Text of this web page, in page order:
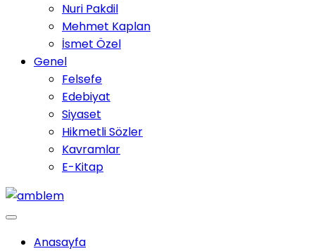
Nuri Pakdil
Mehmet Kaplan
İsmet Özel
Genel
Felsefe
Edebiyat
Siyaset
Hikmetli Sözler
Kavramlar
E-Kitap
Anasayfa